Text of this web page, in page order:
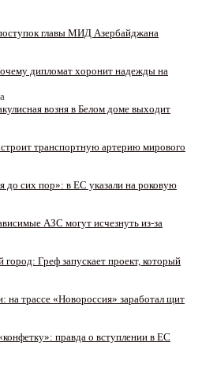
главы МИД Азербайджана
дипломат хоронит надежды на
возня в Белом доме выходит
транспортную артерию мирового
до сих пор»: в ЕС указали на роковую
АЗС могут исчезнуть из-за
Греф запускает проект, который
на трассе «Новороссия» заработал щит
правда о вступлении в ЕС